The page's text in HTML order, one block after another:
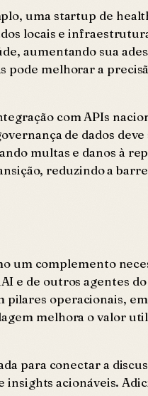
uma startup de
locais e
aumentando sua
pode melhorar a
com APIs
de dados deve
multas e danos à
reduzindo a
um complemento
e de outros agentes
operacionais, em
melhora o valor
para conectar a
insights acionáveis.